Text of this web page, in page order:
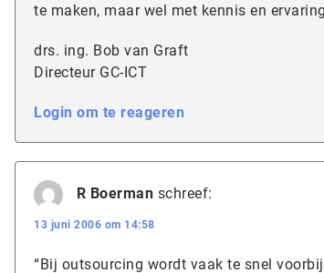
te maken, maar wel met kennis en
drs. ing. Bob van Graft
Directeur GC-ICT
Login om te reageren
R Boerman schreef:
13 juni 2006 om 14:58
“Bij outsourcing wordt vaak te snel